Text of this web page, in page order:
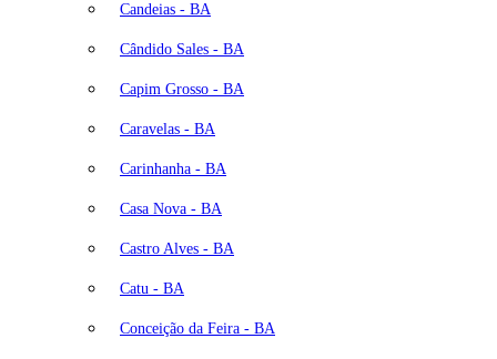
Candeias - BA
Cândido Sales - BA
Capim Grosso - BA
Caravelas - BA
Carinhanha - BA
Casa Nova - BA
Castro Alves - BA
Catu - BA
Conceição da Feira - BA